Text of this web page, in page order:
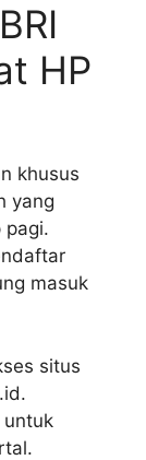
HP
khusus
yang
pagi.
masuk
situs
untuk